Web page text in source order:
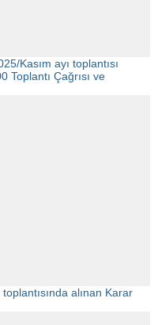
Kasım ayı toplantısı
Çağrısı ve
alınan Karar